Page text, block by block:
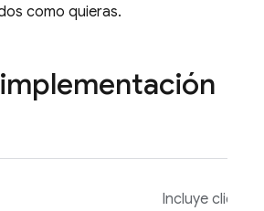
como quieras.
Incluye clientes